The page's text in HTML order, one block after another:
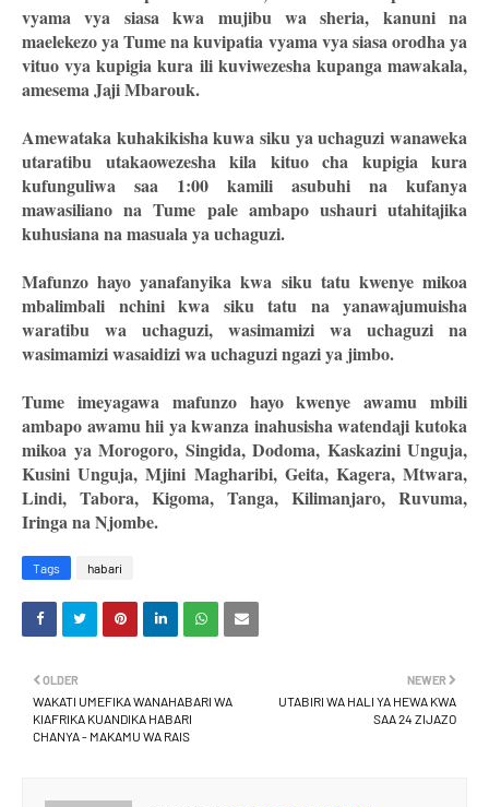
vyama vya siasa kwa mujibu wa sheria, kanuni na
maelekezo ya Tume na kuvipatia vyama vya siasa orodha ya
vituo vya kupigia kura ili kuviwezesha kupanga mawakala,
amesema Jaji Mbarouk.
Amewataka kuhakikisha kuwa siku ya uchaguzi wanaweka
utaratibu utakaowezesha kila kituo cha kupigia kura
kufunguliwa saa 1:00 kamili asubuhi na kufanya
mawasiliano na Tume pale ambapo ushauri utahitajika
kuhusiana na masuala ya uchaguzi.
Mafunzo hayo yanafanyika kwa siku tatu kwenye mikoa
mbalimbali nchini kwa siku tatu na yanawajumuisha
waratibu wa uchaguzi, wasimamizi wa uchaguzi na
wasimamizi wasaidizi wa uchaguzi ngazi ya jimbo.
Tume imeyagawa mafunzo hayo kwenye awamu mbili
ambapo awamu hii ya kwanza inahusisha watendaji kutoka
mikoa ya Morogoro, Singida, Dodoma, Kaskazini Unguja,
Kusini Unguja, Mjini Magharibi, Geita, Kagera, Mtwara,
Lindi, Tabora, Kigoma, Tanga, Kilimanjaro, Ruvuma,
Iringa na Njombe.
Tags habari
NEWER
UTABIRI WA HALI YA HEWA KWA
SAA 24 ZIJAZO
OLDER
WAKATI UMEFIKA WANAHABARI WA
KIAFRIKA KUANDIKA HABARI
CHANYA - MAKAMU WA RAIS